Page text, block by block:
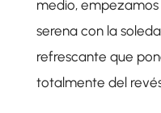
medio,
serena con la
refrescante que
totalmente del